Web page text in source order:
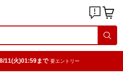
8/11(火)01:59まで 要エントリー